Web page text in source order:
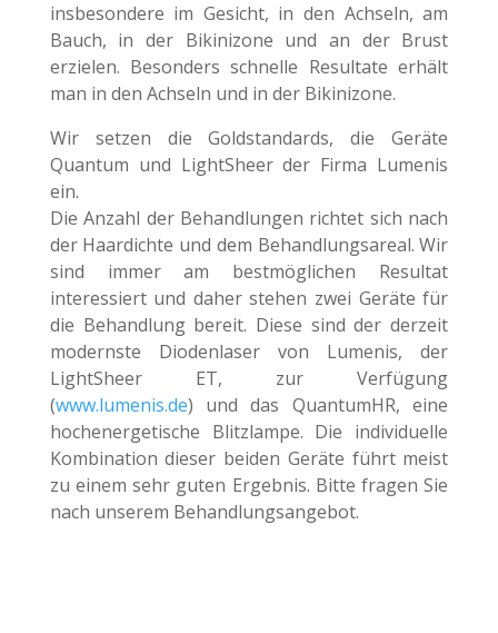
insbesondere im Gesicht, in den Achseln, am
Bauch, in der Bikinizone und an der Brust
erzielen. Besonders schnelle Resultate erhält
man in den Achseln und in der Bikinizone.
Wir setzen die Goldstandards, die Geräte
Quantum und LightSheer der Firma Lumenis
ein.
Die Anzahl der Behandlungen richtet sich nach
der Haardichte und dem Behandlungsareal. Wir
sind immer am bestmöglichen Resultat
interessiert und daher stehen zwei Geräte für
die Behandlung bereit. Diese sind der derzeit
modernste Diodenlaser von Lumenis, der
LightSheer ET, zur Verfügung
(www.lumenis.de) und das QuantumHR, eine
hochenergetische Blitzlampe. Die individuelle
Kombination dieser beiden Geräte führt meist
zu einem sehr guten Ergebnis. Bitte fragen Sie
nach unserem Behandlungsangebot.